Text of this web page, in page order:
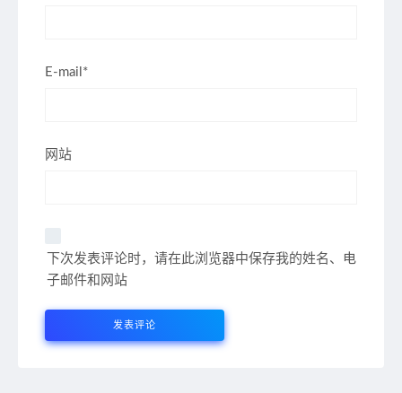
E-mail*
网站
下次发表评论时，请在此浏览器中保存我的姓名、电
子邮件和网站